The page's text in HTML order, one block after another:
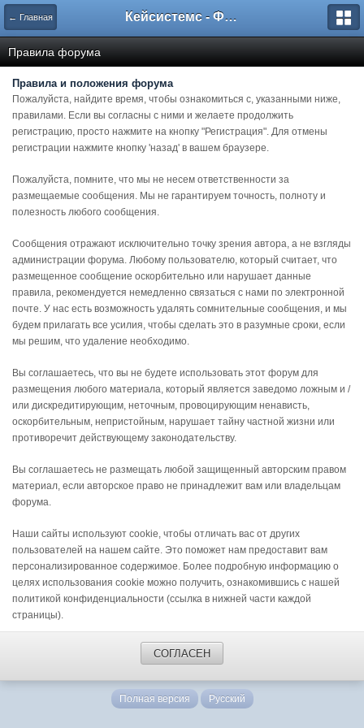
← Главная Кейсистемс - Форумы
Правила форума
Правила и положения форума
Пожалуйста, найдите время, чтобы ознакомиться с, указанными ниже,
правилами. Если вы согласны с ними и желаете продолжить
регистрацию, просто нажмите на кнопку "Регистрация". Для отмены
регистрации нажмите кнопку 'назад' в вашем браузере.
Пожалуйста, помните, что мы не несем ответственности за
размещаемые сообщения. Мы не гарантируем точность, полноту и
полезность любого сообщения.
Сообщения отражают исключительно точку зрения автора, а не взгляды
администрации форума. Любому пользователю, который считает, что
размещенное сообщение оскорбительно или нарушает данные
правила, рекомендуется немедленно связаться с нами по электронной
почте. У нас есть возможность удалять сомнительные сообщения, и мы
будем прилагать все усилия, чтобы сделать это в разумные сроки, если
мы решим, что удаление необходимо.
Вы соглашаетесь, что вы не будете использовать этот форум для
размещения любого материала, который является заведомо ложным и /
или дискредитирующим, неточным, провоцирующим ненависть,
оскорбительным, непристойным, нарушает тайну частной жизни или
противоречит действующему законодательству.
Вы соглашаетесь не размещать любой защищенный авторским правом
материал, если авторское право не принадлежит вам или владельцам
форума.
Наши сайты используют cookie, чтобы отличать вас от других
пользователей на нашем сайте. Это поможет нам предоставит вам
персонализированное содержимое. Более подробную информацию о
целях использования cookie можно получить, ознакомившись с нашей
политикой конфиденциальности (ссылка в нижней части каждой
страницы).
СОГЛАСЕН
Полная версия Русский